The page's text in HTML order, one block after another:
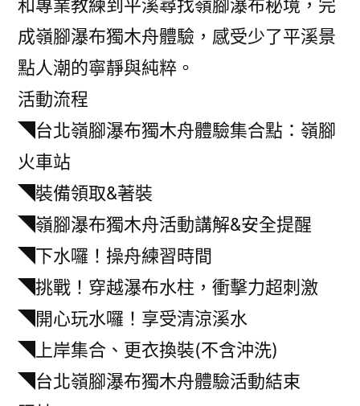
和專業教練到平溪尋找嶺腳瀑布秘境，完
成嶺腳瀑布獨木舟體驗，感受少了平溪景
點人潮的寧靜與純粹。
活動流程
◥台北嶺腳瀑布獨木舟體驗集合點：嶺腳
火車站
◥裝備領取&著裝
◥嶺腳瀑布獨木舟活動講解&安全提醒
◥下水囉！操舟練習時間
◥挑戰！穿越瀑布水柱，衝擊力超刺激
◥開心玩水囉！享受清涼溪水
◥上岸集合、更衣換裝(不含沖洗)
◥台北嶺腳瀑布獨木舟體驗活動結束